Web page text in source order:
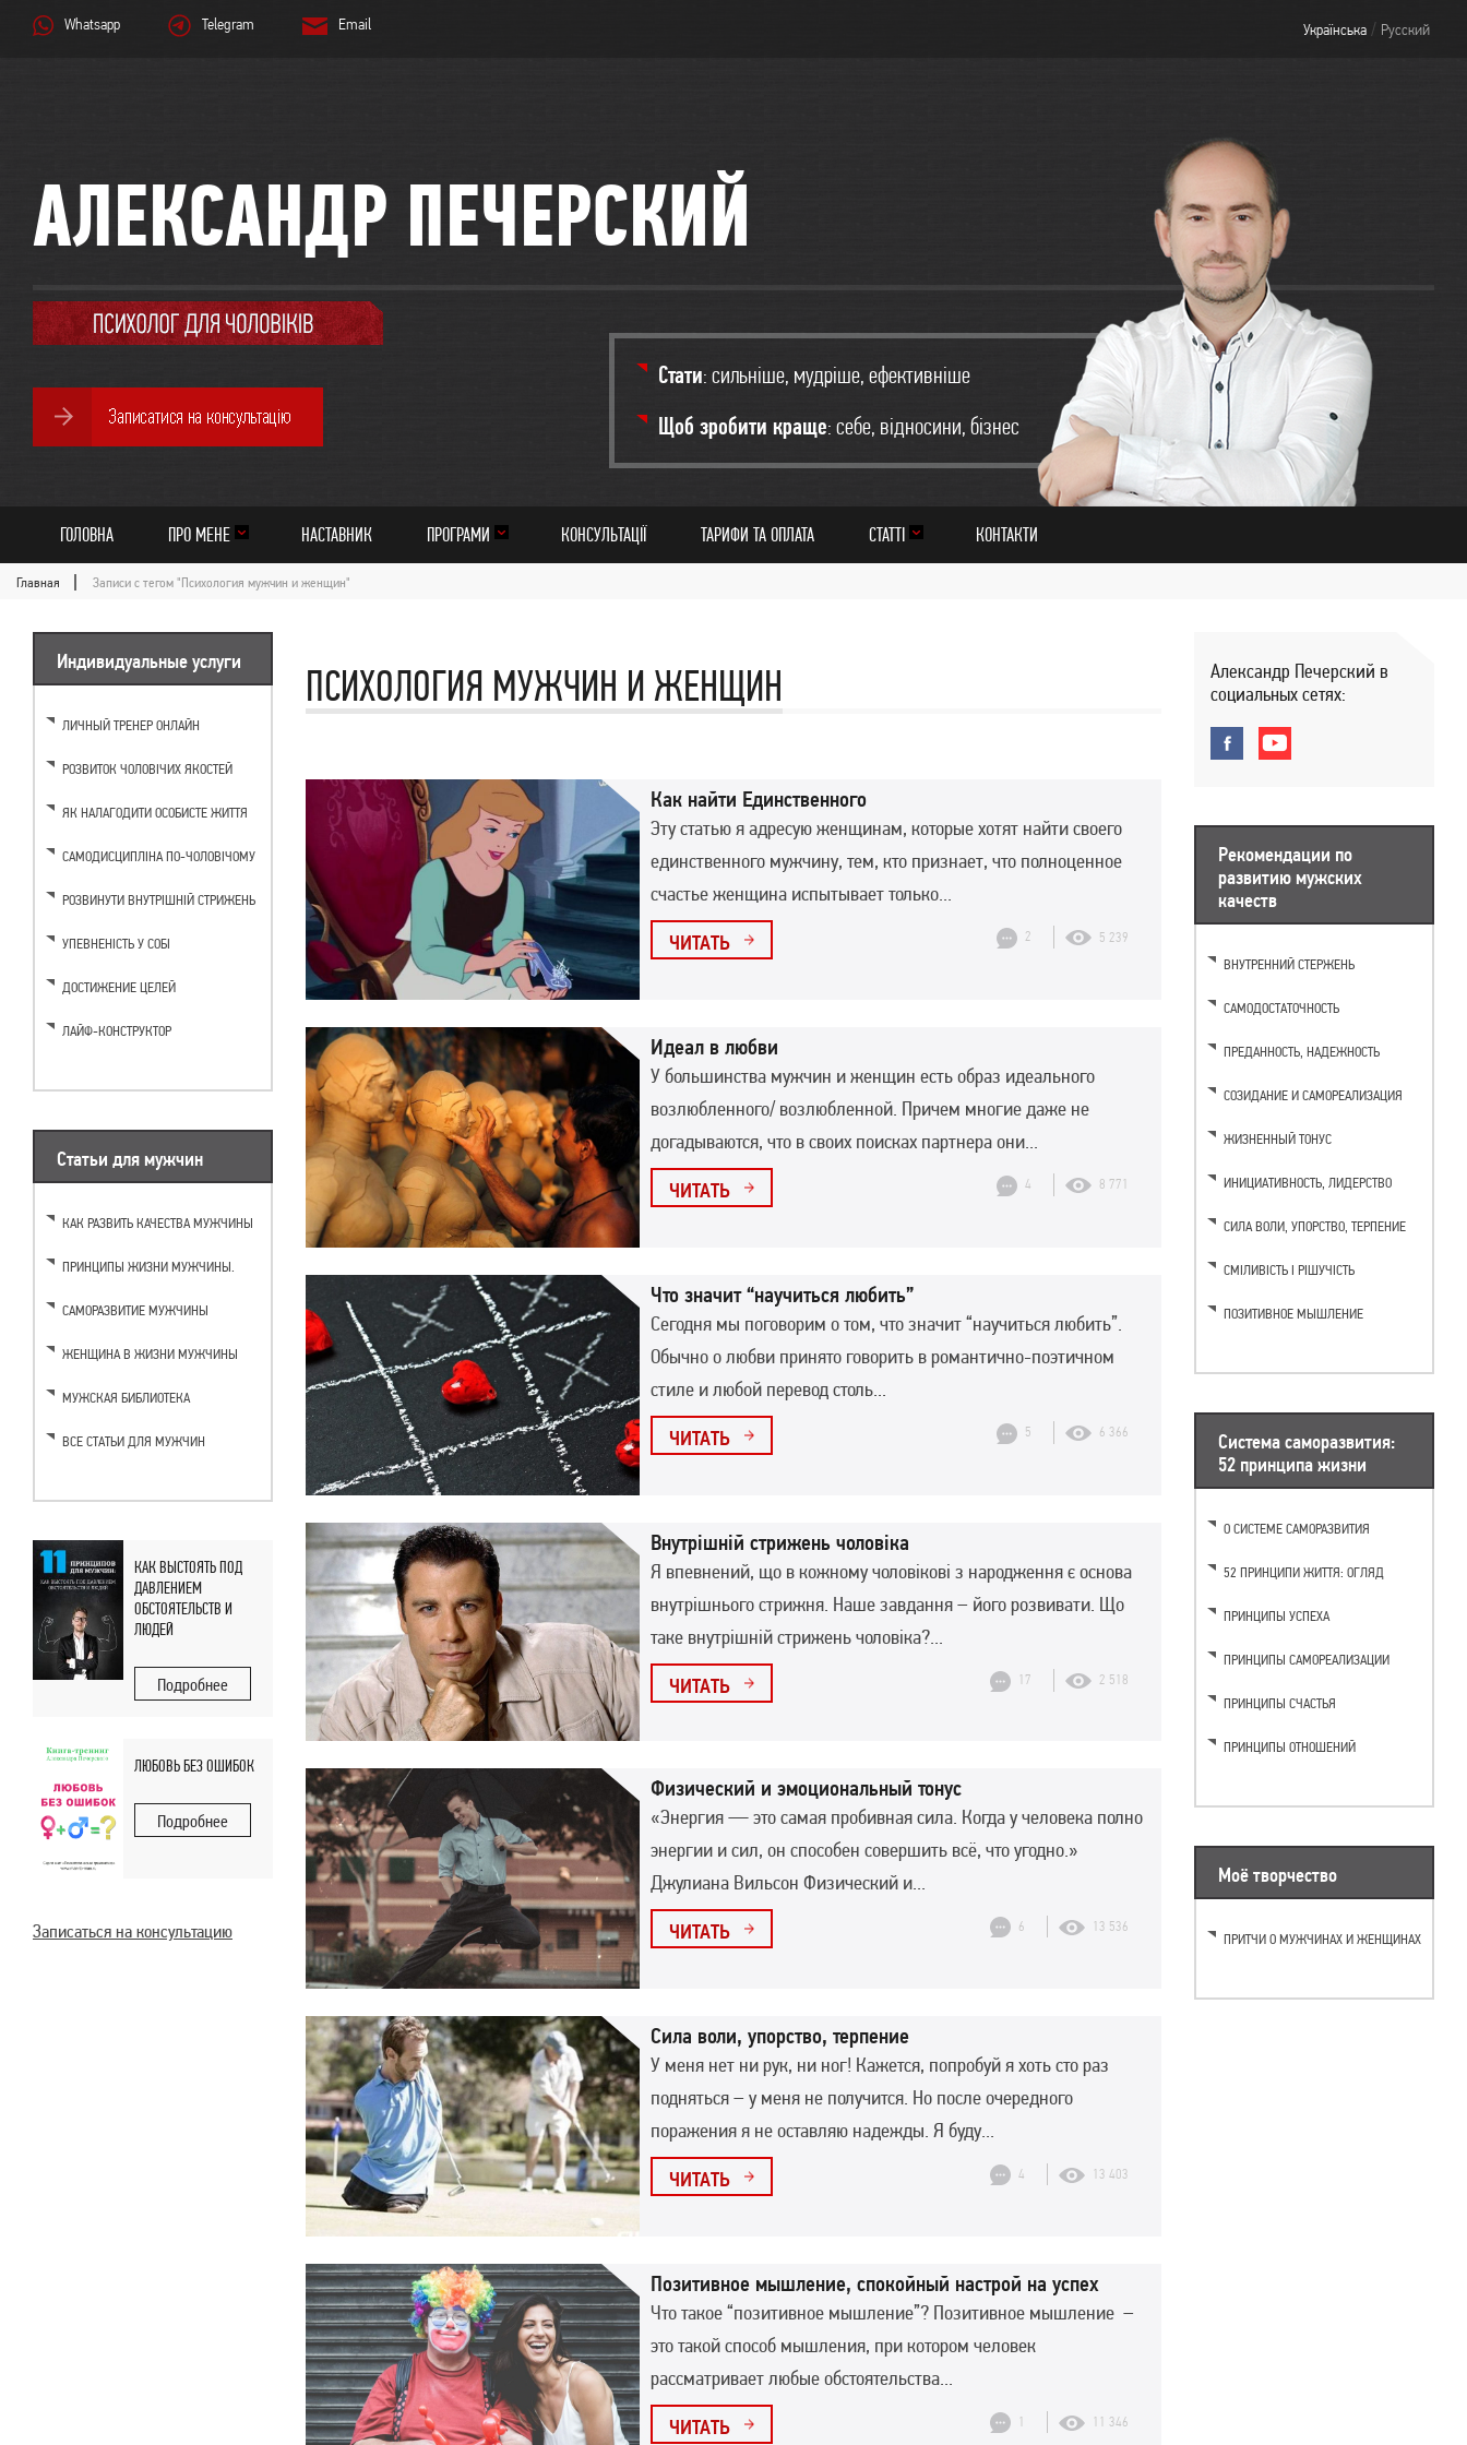
Whatsapp Telegram Email Українська / Русский
АЛЕКСАНДР ПЕЧЕРСКИЙ
Стати: сильніше, мудріше, ефективніше
Щоб зробити краще: себе, відносини, бізнес
ГОЛОВНА ПРО МЕНЕ НАСТАВНИК ПРОГРАМИ КОНСУЛЬТАЦІЇ ТАРИФИ ТА ОПЛАТА СТАТТІ КОНТАКТИ
Главная Записи с тегом "Психология мужчин и женщин"
Индивидуальные услуги
ЛИЧНЫЙ ТРЕНЕР ОНЛАЙН
РОЗВИТОК ЧОЛОВІЧИХ ЯКОСТЕЙ
ЯК НАЛАГОДИТИ ОСОБИСТЕ ЖИТТЯ
САМОДИСЦИПЛІНА ПО-ЧОЛОВІЧОМУ
РОЗВИНУТИ ВНУТРІШНІЙ СТРИЖЕНЬ
УПЕВНЕНІСТЬ У СОБІ
ДОСТИЖЕНИЕ ЦЕЛЕЙ
ЛАЙФ-КОНСТРУКТОР
Статьи для мужчин
КАК РАЗВИТЬ КАЧЕСТВА МУЖЧИНЫ
ПРИНЦИПЫ ЖИЗНИ МУЖЧИНЫ.
САМОРАЗВИТИЕ МУЖЧИНЫ
ЖЕНЩИНА В ЖИЗНИ МУЖЧИНЫ
МУЖСКАЯ БИБЛИОТЕКА
ВСЕ СТАТЬИ ДЛЯ МУЖЧИН
КАК ВЫСТОЯТЬ ПОД
ДАВЛЕНИЕМ
ОБСТОЯТЕЛЬСТВ И
ЛЮДЕЙ
Подробнее
ЛЮБОВЬ БЕЗ ОШИБОК
Подробнее
Записаться на консультацию
ПСИХОЛОГИЯ МУЖЧИН И ЖЕНЩИН
Как найти Единственного
Эту статью я адресую женщинам, которые хотят найти своего
единственного мужчину, тем, кто признает, что полноценное
счастье женщина испытывает только...
ЧИТАТЬ 2 5 239
Идеал в любви
У большинства мужчин и женщин есть образ идеального
возлюбленного/ возлюбленной. Причем многие даже не
догадываются, что в своих поисках партнера они...
ЧИТАТЬ 4 8 771
Что значит “научиться любить”
Сегодня мы поговорим о том, что значит “научиться любить”.
Обычно о любви принято говорить в романтично-поэтичном
стиле и любой перевод столь...
ЧИТАТЬ 5 6 366
Внутрішній стрижень чоловіка
Я впевнений, що в кожному чоловікові з народження є основа
внутрішнього стрижня. Наше завдання – його розвивати. Що
таке внутрішній стрижень чоловіка?...
ЧИТАТЬ 17 2 518
Физический и эмоциональный тонус
«Энергия — это самая пробивная сила. Когда у человека полно
энергии и сил, он способен совершить всё, что угодно.»
Джулиана Вильсон Физический и...
ЧИТАТЬ 6 13 536
Cила воли, упорство, терпение
У меня нет ни рук, ни ног! Кажется, попробуй я хоть сто раз
подняться – у меня не получится. Но после очередного
поражения я не оставляю надежды. Я буду...
ЧИТАТЬ 4 13 403
Позитивное мышление, спокойный настрой на успех
Что такое “позитивное мышление”? Позитивное мышление –
это такой способ мышления, при котором человек
рассматривает любые обстоятельства...
ЧИТАТЬ 1 11 346
Александр Печерский в
социальных сетях:
Рекомендации по
развитию мужских
качеств
ВНУТРЕННИЙ СТЕРЖЕНЬ
САМОДОСТАТОЧНОСТЬ
ПРЕДАННОСТЬ, НАДЕЖНОСТЬ
СОЗИДАНИЕ И САМОРЕАЛИЗАЦИЯ
ЖИЗНЕННЫЙ ТОНУС
ИНИЦИАТИВНОСТЬ, ЛИДЕРСТВО
CИЛА ВОЛИ, УПОРСТВО, ТЕРПЕНИЕ
СМІЛИВІСТЬ І РІШУЧІСТЬ
ПОЗИТИВНОЕ МЫШЛЕНИЕ
Система саморазвития:
52 принципа жизни
О СИСТЕМЕ САМОРАЗВИТИЯ
52 ПРИНЦИПИ ЖИТТЯ: ОГЛЯД
ПРИНЦИПЫ УСПЕХА
ПРИНЦИПЫ САМОРЕАЛИЗАЦИИ
ПРИНЦИПЫ СЧАСТЬЯ
ПРИНЦИПЫ ОТНОШЕНИЙ
Моё творчество
ПРИТЧИ О МУЖЧИНАХ И ЖЕНЩИНАХ